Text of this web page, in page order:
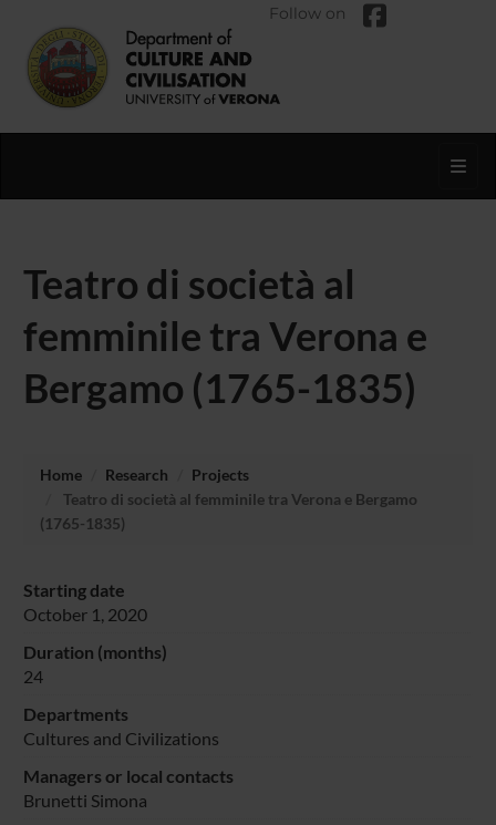
Follow on
Teatro di società al
femminile tra Verona e
Bergamo (1765-1835)
Home Research
Projects
Teatro di società al femminile tra Verona e Bergamo
(1765-1835)
Starting date
October 1, 2020
Duration (months)
24
Departments
Cultures and Civilizations
Managers or local contacts
Brunetti Simona